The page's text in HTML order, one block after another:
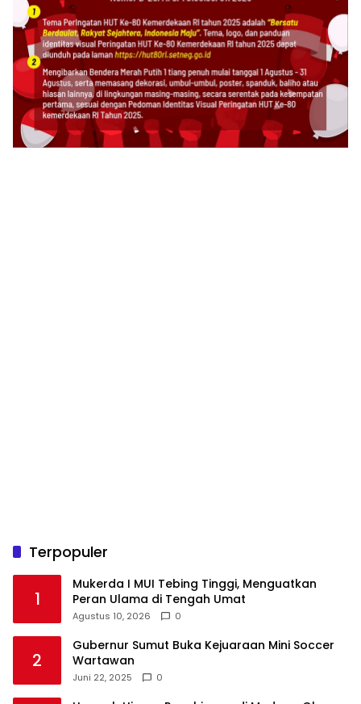
Terpopuler
1
Mukerda I MUI Tebing Tinggi, Menguatkan
Peran Ulama di Tengah Umat
Agustus 10, 2026 0
2
Gubernur Sumut Buka Kejuaraan Mini Soccer
Wartawan
Juni 22, 2025 0